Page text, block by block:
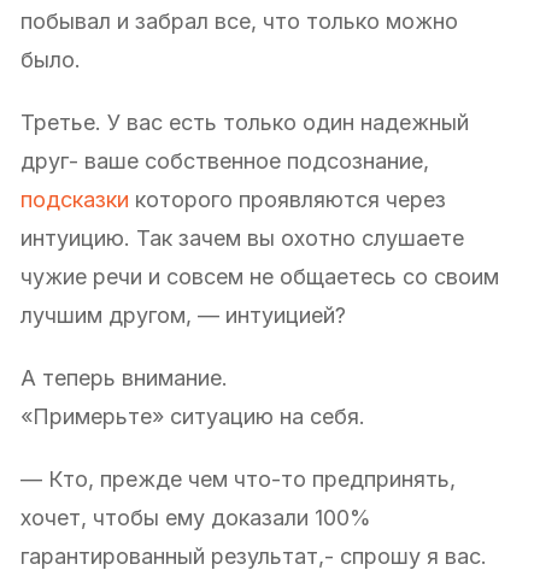
побывал и забрал все, что только можно
было.
Третье. У вас есть только один надежный
друг- ваше собственное подсознание,
подсказки которого проявляются через
интуицию. Так зачем вы охотно слушаете
чужие речи и совсем не общаетесь со своим
лучшим другом, — интуицией?
А теперь внимание.
«Примерьте» ситуацию на себя.
— Кто, прежде чем что-то предпринять,
хочет, чтобы ему доказали 100%
гарантированный результат,- спрошу я вас.